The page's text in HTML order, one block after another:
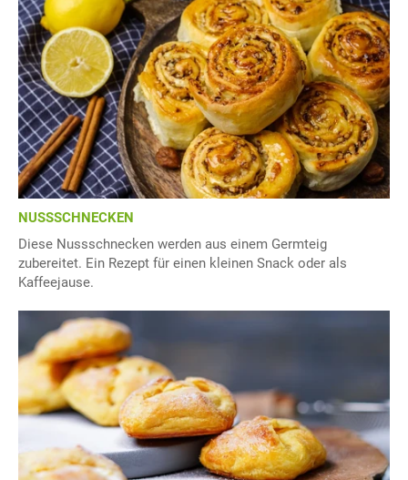
NUSSSCHNECKEN
Diese Nussschnecken werden aus einem Germteig
zubereitet. Ein Rezept für einen kleinen Snack oder als
Kaffeejause.